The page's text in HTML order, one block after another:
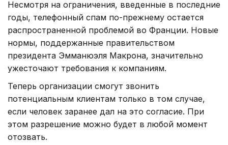
Несмотря на ограничения, введенные в последние
годы, телефонный спам по-прежнему остается
распространенной проблемой во Франции. Новые
нормы, поддержанные правительством
президента Эмманюэля Макрона, значительно
ужесточают требования к компаниям.
Теперь организации смогут звонить
потенциальным клиентам только в том случае,
если человек заранее дал на это согласие. При
этом разрешение можно будет в любой момент
отозвать.